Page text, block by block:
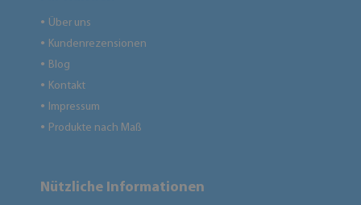
● Über uns
● Kundenrezensionen
● Blog
● Kontakt
● Impressum
● Produkte nach Maß
Nützliche Informationen